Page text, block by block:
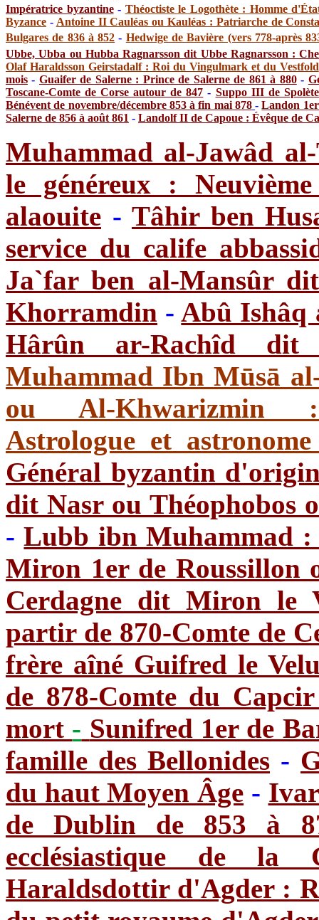
Impératrice byzantine - Théoctiste le Logothète : Homme
Byzance - Antoine II Cauléas ou Kauléas : Patriarche de
Bulgares de 836 à 852 - Hedwige de Bavière (vers 778-après
Ubbe, Ubba ou Hubba Ragnarsson dit Ubbe Ragnarsson :
Olaf Haraldsson Geirstadalf : Roi du Vingulmark et du Vestfold
mois - Guaifer de Salerne : Prince de Salerne de 861 à 880 -
Toscane-Comte de Corse autour de 847 - Suppo III de
Bénévent de novembre/décembre 853 à fin mai 878 -Landon
Salerne de 856 à août 861 - Landolf II de Capoue : Évêque de
Muhammad al-Jawâd
le généreux :
alaouite - Tâhir ben
service du calife
Ja`far ben al-Mansûr
Khorramdin -Abû Ishâq
Hârûn ar-Rachîd dit
Muhammad Ibn Mūsā
ou Al-Khwarizmin :
Astrologue et astronome
Général byzantin
dit Nasr ou Théophobos
-Lubb ibn Muhammad :
Miron 1er de Roussillon
Cerdagne dit Miron le
partir de 870-Comte de
frère aîné Guifred le
de 878-Comte du
mort - Sunifred 1er de
famille des Bellonides -
du haut Moyen Âge -
de Dublin de 853 à
ecclésiastique de la
Haraldsdottir d'Agder :